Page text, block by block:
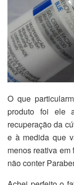
O que
produto foi ele
recuperação da
e à medida que
menos reativa
não conter